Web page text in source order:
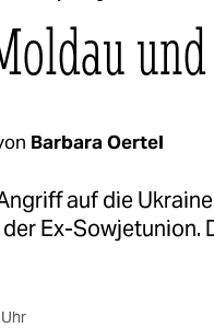
Barbara Oertel
auf die
Ex-Sowjetunion.